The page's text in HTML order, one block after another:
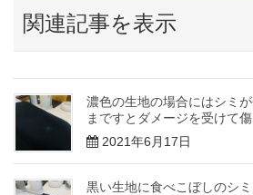
関連記事を表示
濃色の生地の場合にはシミ
まですとダメージを受けて
2021年6月17日
黒い生地に食べこぼしのシ